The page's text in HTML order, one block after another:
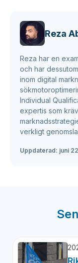
Reza
Reza har en
och har
inom digital
Individual
expertis som
verkligt
Uppdaterad: juni